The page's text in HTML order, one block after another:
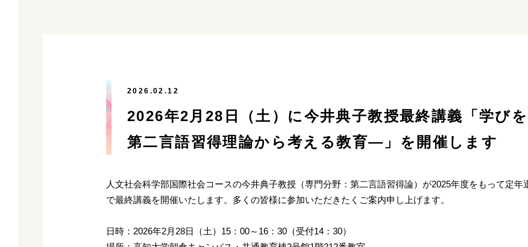
2026.02.12
2026年2月28日（土）に今井典子教授最終講義「学び
第二言語習得理論から考える教育―」を開催します
人文社会科学部国際社会コースの今井典子教授（専門分野：第二言語習得論）が2025年度をもって定
で最終講義を開催いたします。多くの皆様に参加いただきたくご案内申し上げます。
日時：2026年2月28日（土）15：00～16：30（受付14：30）